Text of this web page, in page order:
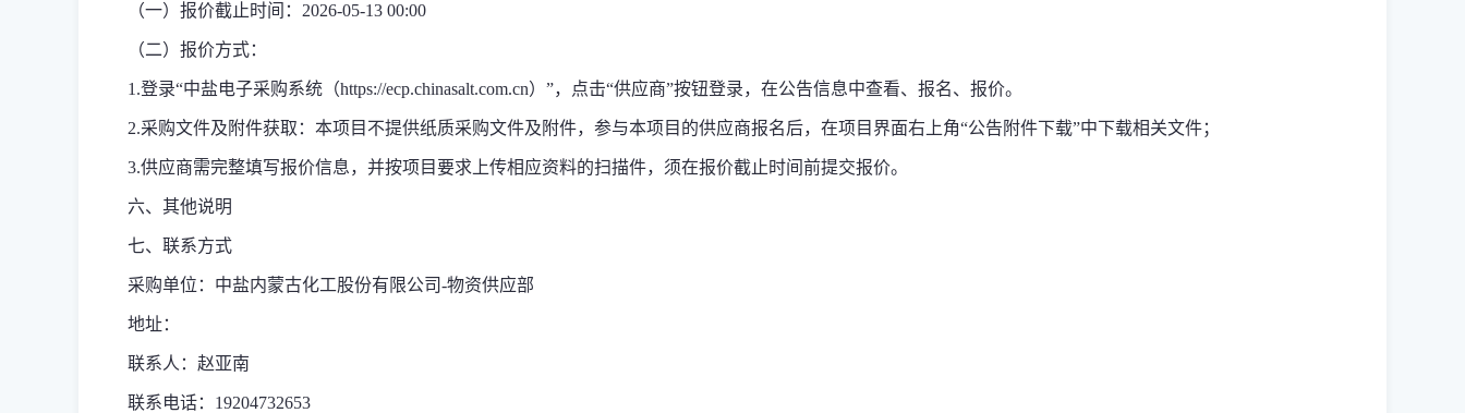
（一）报价截止时间：2026-05-13 00:00
（二）报价方式：
1.登录“中盐电子采购系统（https://ecp.chinasalt.com.cn）”，点击“供应商”按钮登录，在公告信息中查看、报名、报价。
2.采购文件及附件获取： 本项目不提供纸质采购文件及附件，参与本项目的供应商报名后，在项目界面右上角“公告附件下载”中下载相关文件；
3.供应商需完整填写报价信息，并按项目要求上传相应资料的扫描件，须在报价截止时间前提交报价。
六、其他说明
七、联系方式
采购单位：中盐内蒙古化工股份有限公司-物资供应部
地址：
联系人：赵亚南
联系电话：19204732653